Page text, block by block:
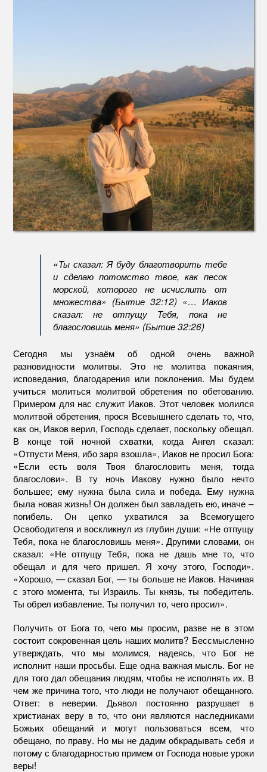
«Ты сказал: Я буду благотворить тебе
и сделаю потомство твое, как песок
морской, которого не исчислить от
множества» (Бытие 32:12) «… Иаков
сказал: не отпущу Тебя, пока не
благословишь меня» (Бытие 32:26)
Сегодня мы узнаём об одной очень важной
разновидности молитвы. Это не молитва покаяния,
исповедания, благодарения или поклонения. Мы будем
учиться молиться молитвой обретения по обетованию.
Примером для нас служит Иаков. Этот человек молился
молитвой обретения, прося Всевышнего сделать то, что,
как он, Иаков верил, Господь сделает, поскольку обещал.
В конце той ночной схватки, когда Ангел сказал:
«Отпусти Меня, ибо заря взошла», Иаков не просил Бога:
«Если есть воля Твоя благословить меня, тогда
благослови». В ту ночь Иакову нужно было нечто
большее; ему нужна была сила и победа. Ему нужна
была новая жизнь! Он должен был завладеть ею, иначе –
погибель. Он цепко ухватился за Всемогущего
Освободителя и воскликнул из глубин души: «Не отпущу
Тебя, пока не благословишь меня». Другими словами, он
сказал: «Не отпущу Тебя, пока не дашь мне то, что
обещал и для чего пришел. Я хочу этого, Господи».
«Хорошо, — сказал Бог, — ты больше не Иаков. Начиная
с этого момента, ты Израиль. Ты князь, ты победитель.
Ты обрел избавление. Ты получил то, чего просил».
Получить от Бога то, чего мы просим, разве не в этом
состоит сокровенная цель наших молитв? Бессмысленно
утверждать, что мы молимся, надеясь, что Бог не
исполнит наши просьбы. Еще одна важная мысль. Бог не
для того дал обещания людям, чтобы не исполнять их. В
чем же причина того, что люди не получают обещанного.
Ответ: в неверии. Дьявол постоянно разрушает в
христианах веру в то, что они являются наследниками
Божьих обещаний и могут пользоваться всем, что
обещано, по праву. Но мы не дадим обкрадывать себя и
потому с благодарностью примем от Господа новые уроки
веры!